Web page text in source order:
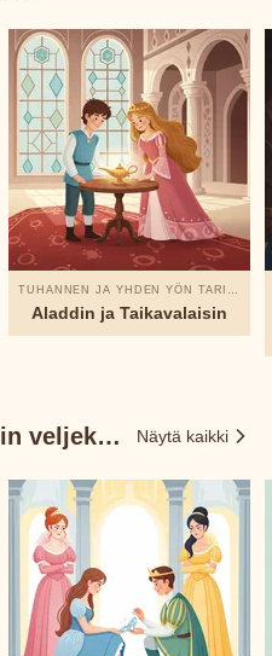
TUHANNEN JA YHDEN YÖN TARINAT
Aladdin ja Taikavalaisin
Lisää tekijältä Grimmin veljekset Näytä kaikki